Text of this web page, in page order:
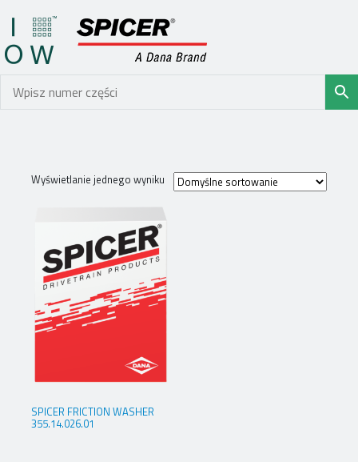
Wyświetlanie jednego wyniku
SPICER FRICTION WASHER
355.14.026.01